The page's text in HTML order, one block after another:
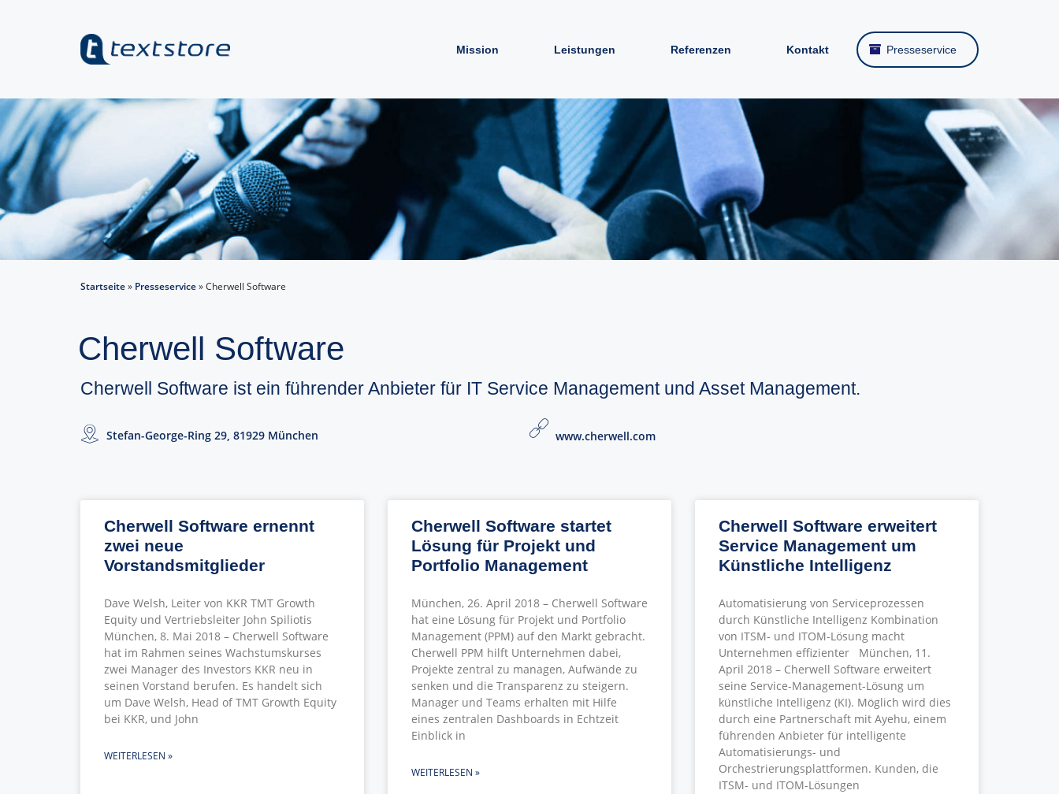
Mission Leistungen Referenzen Kontakt Presseservice
Startseite» Presseservice»Cherwell Software
Cherwell Software
Cherwell Software ist ein führender Anbieter für IT Service Management und Asset Management.
Stefan-George-Ring 29, 81929 München www.cherwell.com
Cherwell Software ernennt
zwei neue
Vorstandsmitglieder
Dave Welsh, Leiter von KKR TMT Growth
Equity und Vertriebsleiter John Spiliotis
München, 8. Mai 2018 – Cherwell Software
hat im Rahmen seines Wachstumskurses
zwei Manager des Investors KKR neu in
seinen Vorstand berufen. Es handelt sich
um Dave Welsh, Head of TMT Growth Equity
bei KKR, und John
WEITERLESEN »
Cherwell Software startet
Lösung für Projekt und
Portfolio Management
München, 26. April 2018 – Cherwell Software
hat eine Lösung für Projekt und Portfolio
Management (PPM) auf den Markt gebracht.
Cherwell PPM hilft Unternehmen dabei,
Projekte zentral zu managen, Aufwände zu
senken und die Transparenz zu steigern.
Manager und Teams erhalten mit Hilfe
eines zentralen Dashboards in Echtzeit
Einblick in
WEITERLESEN »
Cherwell Software erweitert
Service Management um
Künstliche Intelligenz
Automatisierung von Serviceprozessen
durch Künstliche Intelligenz Kombination
von ITSM- und ITOM-Lösung macht
Unternehmen effizienter München, 11.
April 2018 – Cherwell Software­ erweitert
seine Service-Management-Lösung um
künstliche Intelligenz (KI). Möglich wird dies
durch eine Partnerschaft mit Ayehu, einem
führenden Anbieter für intelligente
Automatisierungs- und
Orchestrierungsplattformen. Kunden, die
ITSM- und ITOM-Lösungen